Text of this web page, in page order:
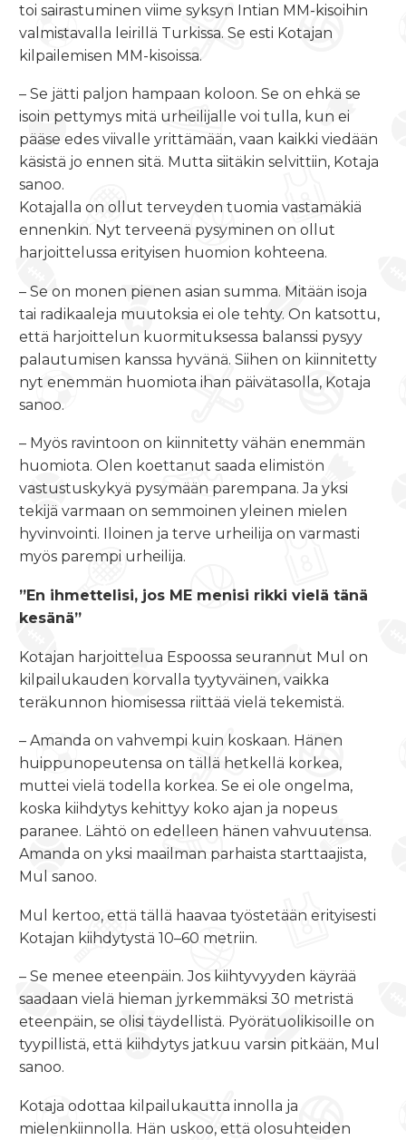
toi sairastuminen viime syksyn Intian MM-kisoihin
valmistavalla leirillä Turkissa. Se esti Kotajan
kilpailemisen MM-kisoissa.
– Se jätti paljon hampaan koloon. Se on ehkä se
isoin pettymys mitä urheilijalle voi tulla, kun ei
pääse edes viivalle yrittämään, vaan kaikki viedään
käsistä jo ennen sitä. Mutta siitäkin selvittiin, Kotaja
sanoo.
Kotajalla on ollut terveyden tuomia vastamäkiä
ennenkin. Nyt terveenä pysyminen on ollut
harjoittelussa erityisen huomion kohteena.
– Se on monen pienen asian summa. Mitään isoja
tai radikaaleja muutoksia ei ole tehty. On katsottu,
että harjoittelun kuormituksessa balanssi pysyy
palautumisen kanssa hyvänä. Siihen on kiinnitetty
nyt enemmän huomiota ihan päivätasolla, Kotaja
sanoo.
– Myös ravintoon on kiinnitetty vähän enemmän
huomiota. Olen koettanut saada elimistön
vastustuskykyä pysymään parempana. Ja yksi
tekijä varmaan on semmoinen yleinen mielen
hyvinvointi. Iloinen ja terve urheilija on varmasti
myös parempi urheilija.
”En ihmettelisi, jos ME menisi rikki vielä tänä
kesänä”
Kotajan harjoittelua Espoossa seurannut Mul on
kilpailukauden korvalla tyytyväinen, vaikka
teräkunnon hiomisessa riittää vielä tekemistä.
– Amanda on vahvempi kuin koskaan. Hänen
huippunopeutensa on tällä hetkellä korkea,
muttei vielä todella korkea. Se ei ole ongelma,
koska kiihdytys kehittyy koko ajan ja nopeus
paranee. Lähtö on edelleen hänen vahvuutensa.
Amanda on yksi maailman parhaista starttaajista,
Mul sanoo.
Mul kertoo, että tällä haavaa työstetään erityisesti
Kotajan kiihdytystä 10–60 metriin.
– Se menee eteenpäin. Jos kiihtyvyyden käyrää
saadaan vielä hieman jyrkemmäksi 30 metristä
eteenpäin, se olisi täydellistä. Pyörätuolikisoille on
tyypillistä, että kiihdytys jatkuu varsin pitkään, Mul
sanoo.
Kotaja odottaa kilpailukautta innolla ja
mielenkiinnolla. Hän uskoo, että olosuhteiden